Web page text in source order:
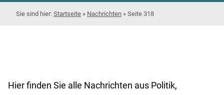
Startseite » Nachrichten » Seite 318
Hier finden Sie alle Nachrichten aus Politik,